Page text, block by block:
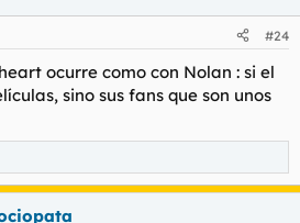
#24
ocurre como con Nolan : si el
sino sus fans que son unos